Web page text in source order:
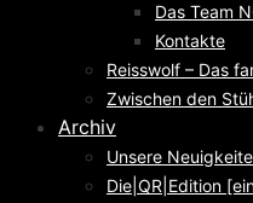
Das Team
Kontakte
Reisswolf – Das
Zwischen den
Archiv
Unsere
Die|QR|Edition